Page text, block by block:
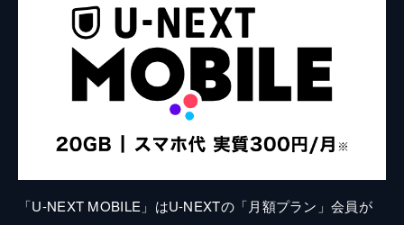
「U-NEXT MOBILE」はU-NEXTの「月額プラン」会員が